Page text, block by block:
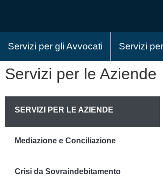
Servizi per gli Avvocati Servizi
Servizi per le Aziende
SERVIZI PER LE AZIENDE
Mediazione e Conciliazione
Crisi da Sovraindebitamento